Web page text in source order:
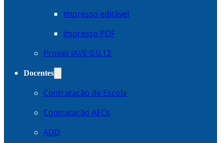
Impresso editável
Impresso PDF
Provas IAVE 0.0.12
Docentes
Contratação de Escola
Contratação AECs
ADD